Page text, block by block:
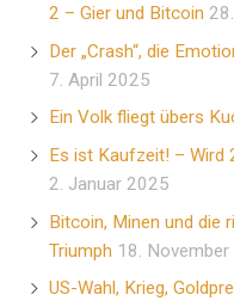
2 – Gier und Bitcoin
Der „Crash“, die
7. April 2025
Ein Volk fliegt übers
Es ist Kaufzeit! – Wird
2. Januar 2025
Bitcoin, Minen und die
Triumph 18.
US-Wahl, Krieg,